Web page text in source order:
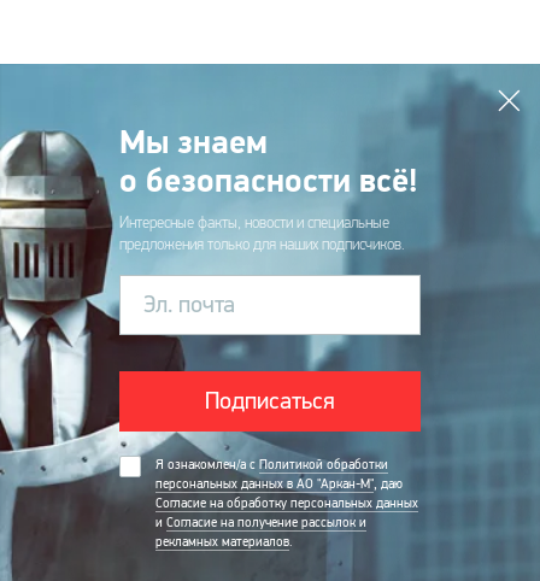
Мы знаем
о безопасности всё!
Интересные факты, новости и специальные
предложения только для наших подписчиков.
Эл. почта
Подписаться
Я ознакомлен/а с Политикой обработки
персональных данных в АО "Аркан-М", даю
Согласие на обработку персональных данных
и Согласие на получение рассылок и
рекламных материалов.